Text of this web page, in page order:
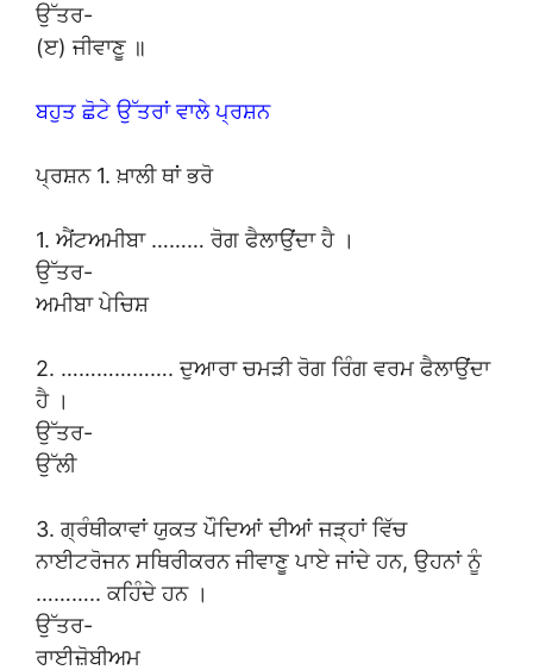
ਉੱਤਰ-
(ੲ) ਜੀਵਾਣੂ ॥
ਬਹੁਤ ਛੋਟੇ ਉੱਤਰਾਂ ਵਾਲੇ ਪ੍ਰਸ਼ਨ
ਪ੍ਰਸ਼ਨ 1. ਖ਼ਾਲੀ ਥਾਂ ਭਰੋ
1. ਐਂਟਅਮੀਬਾ ……… ਰੋਗ ਫੈਲਾਉਂਦਾ ਹੈ ।
ਉੱਤਰ-
ਅਮੀਬਾ ਪੇਚਿਸ਼
2. ………………. ਦੁਆਰਾ ਚਮੜੀ ਰੋਗ ਰਿੰਗ ਵਰਮ ਫੈਲਾਉਂਦਾ
ਹੈ ।
ਉੱਤਰ-
ਉੱਲੀ
3. ਗ੍ਰੰਥੀਕਾਵਾਂ ਯੁਕਤ ਪੌਦਿਆਂ ਦੀਆਂ ਜੜ੍ਹਾਂ ਵਿੱਚ
ਨਾਈਟਰੋਜਨ ਸਥਿਰੀਕਰਨ ਜੀਵਾਣੂ ਪਾਏ ਜਾਂਦੇ ਹਨ, ਉਹਨਾਂ ਨੂੰ
……….. ਕਹਿੰਦੇ ਹਨ ।
ਉੱਤਰ-
ਰਾਈਜ਼ੋਬੀਅਮ